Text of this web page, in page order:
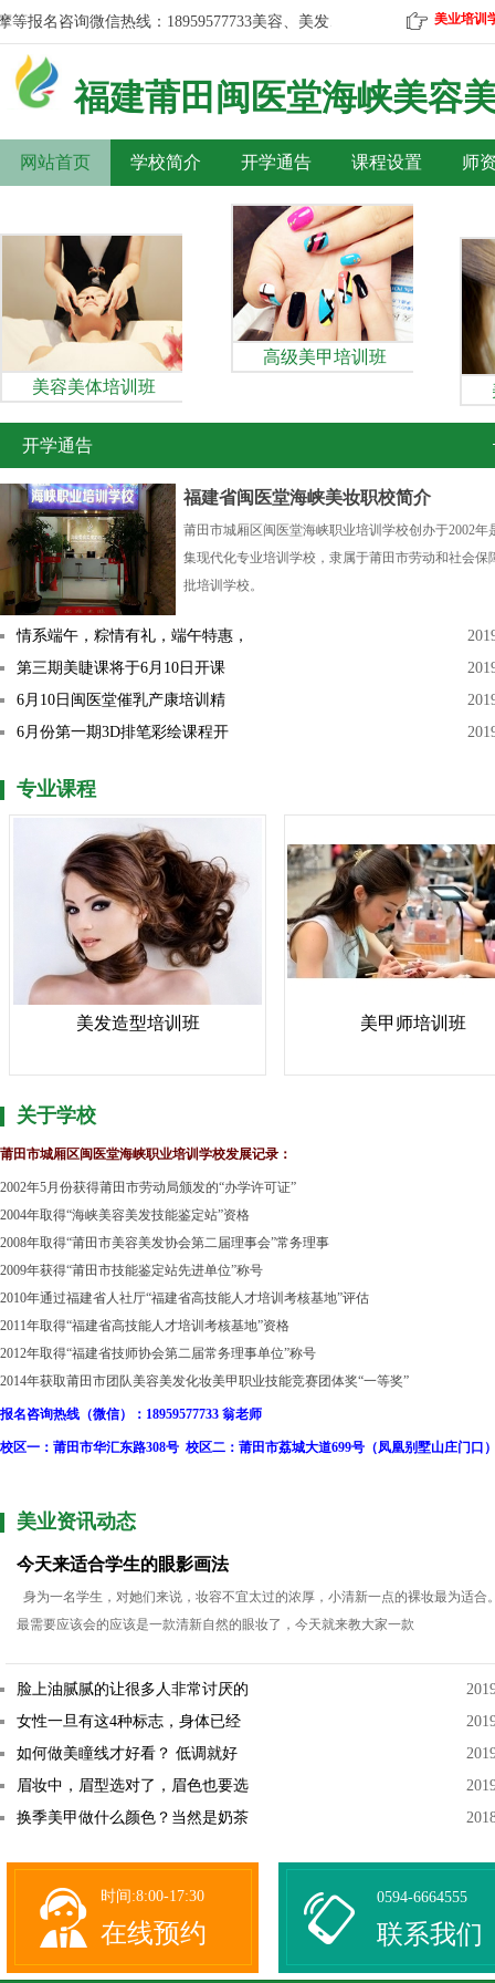
福建莆田 闽医堂海峡美容
网站首页 学校简介 开学通告 课程设置 师
报名咨询微信热线：18959577733美容、美发、彩妆、美甲、按摩等报
美业培训
美容美体培训班
高级美甲培训班
开学通告
福建省闽医堂海峡美妆职校简介
莆田市城厢区闽医堂海峡职业培训学校创办于2002年
集现代化专业培训学校，隶属于莆田市劳动和社会保
批培训学校。
情系端午，粽情有礼，端午特惠，
第三期美睫课将于6月10日开课
6月10日闽医堂催乳产康培训精
6月份第一期3D排笔彩绘课程开
专业课程
美发造型培训班 美甲师培训班
关于学校
莆田市城厢区闽医堂海峡职业培训学校发展记录：
2002年5月份获得莆田市劳动局颁发的“办学许可证”
2004年取得“海峡美容美发技能鉴定站”资格
2008年取得“莆田市美容美发协会第二届理事会”常务理事
2009年获得“莆田市技能鉴定站先进单位”称号
2010年通过福建省人社厅“福建省高技能人才培训考核基地”评估
2011年取得“福建省高技能人才培训考核基地”资格
2012年取得“福建省技师协会第二届常务理事单位”称号
2014年获取莆田市团队美容美发化妆美甲职业技能竞赛团体奖“一等奖”
报名咨询热线（微信）：18959577733 翁老师
校区一：莆田市华汇东路308号 校区二：莆田市荔城大道699号（凤凰别墅山庄门口
美业资讯动态
今天来适合学生的眼影画法
身为一名学生，对她们来说，妆容不宜太过的浓厚，小清新一点的裸妆最为适合
最需要应该会的应该是一款清新自然的眼妆了，今天就来教大家一款
脸上油腻腻的让很多人非常讨厌的
女性一旦有这4种标志，身体已经
如何做美瞳线才好看？ 低调就好
眉妆中，眉型选对了，眉色也要选
换季美甲做什么颜色？当然是奶茶
时间:8:00-17:30
在线预约
0594-6664555
联系我们